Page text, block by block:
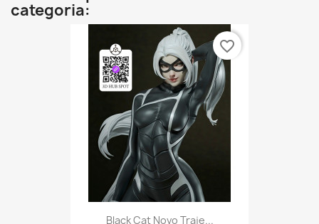
categoria:
Black Cat Novo Traje...
favorite_border